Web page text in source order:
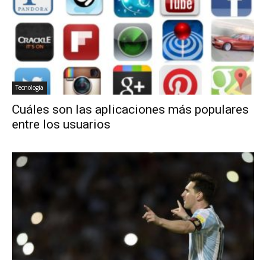
Tecnología
Cuáles son las aplicaciones más populares
entre los usuarios